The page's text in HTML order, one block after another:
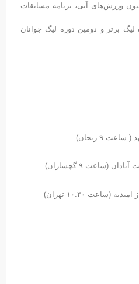
ورزش‌های آبی، برنامه مسابقات
برتر و دومین دوره لیگ جوانان
۹ زنجان)
(ساعت ۹ گچساران)
(ساعت ۱۰:۳۰ تهران)